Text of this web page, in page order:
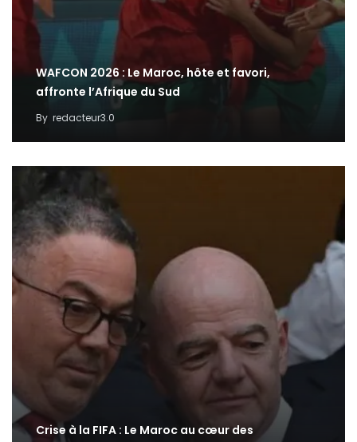
WAFCON 2026 : Le Maroc, hôte et favori,
affronte l’Afrique du Sud
By redacteur3.0
Crise à la FIFA : Le Maroc au cœur des